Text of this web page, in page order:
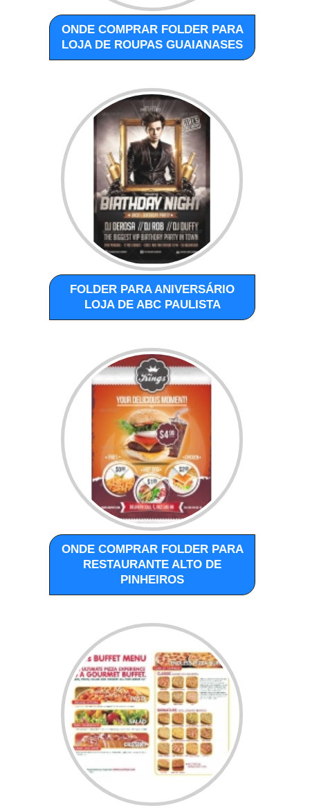
ONDE COMPRAR FOLDER PARA
LOJA DE ROUPAS GUAIANASES
FOLDER PARA ANIVERSÁRIO
LOJA DE ABC PAULISTA
ONDE COMPRAR FOLDER PARA
RESTAURANTE ALTO DE
PINHEIROS